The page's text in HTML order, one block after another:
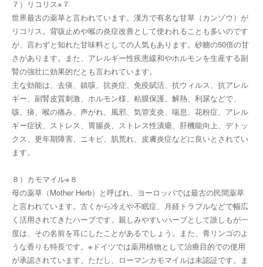
７）リコリス※７
世界最古の薬草と言われています。漢方で有名な甘草（カンゾウ）が
リコリス。背咳止めや喉の炎症改善として使われることも多いのです
が、言わずと知れた甘味料としての人気もあります。砂糖の50倍の甘
さがあります。また、アレルギー性疾患緩和やホルモンを生産する副
腎の強壮に効果的だとも言われています。
主な効能は、去痰、鎮咳、抗炎症、免疫賦活、抗ウィルス、抗アレル
ギー、副腎皮質刺激、ホルモン様、粘膜保護、解熱、利尿などで、
咳、痰、喉の痛み、声がれ、風邪、気管支炎、喘息、花粉症、アレル
ギー症状、ストレス、胃腸炎、ストレス性潰瘍、肝機能向上、デトッ
クス、更年期障害、ニキビ、肌荒れ、皮膚炎症などに良いとされてい
ます。
８）カモマイル※８
母の薬草（Mother Herb）と呼ばれ、ヨーロッパでは最古の民間薬草
と言われています。古くから冷えや不眠症、月経トラブルなどで幅広
く活用されてきたハーブです。親しみやすいハーブとして誰しもが一
度は、その名前を耳にしたことがあるでしょう。また、青リンゴのよ
うな香りも特長です。※ドイツでは薬用植物として治療目的での使用
が承認されています。ただし、ローマンカモマイルは未認証です。ま